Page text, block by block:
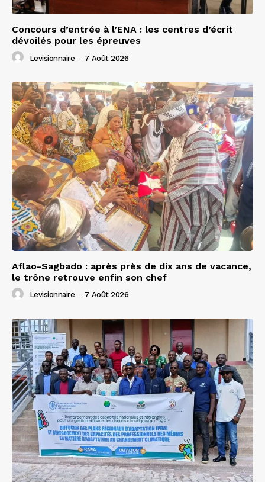
Concours d’entrée à l’ENA : les centres d’écrit
dévoilés pour les épreuves
Levisionnaire - 7 Août 2026
Aflao-Sagbado : après près de dix ans de vacance,
le trône retrouve enfin son chef
Levisionnaire - 7 Août 2026